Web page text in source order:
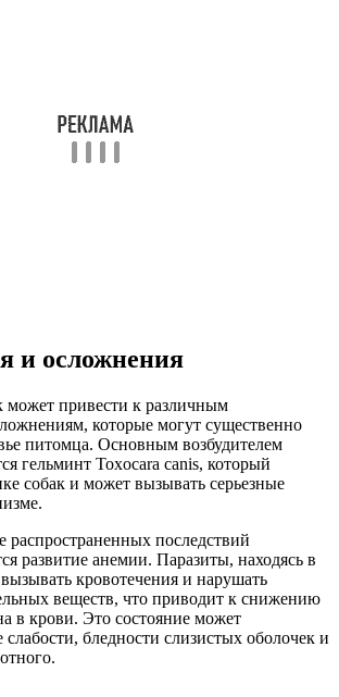
и осложнения
может привести к различным
которые могут существенно
питомца. Основным возбудителем
гельминт Toxocara canis, который
собак и может вызывать серьезные
распространенных последствий
развитие анемии. Паразиты, находясь в
кровотечения и нарушать
веществ, что приводит к снижению
в крови. Это состояние может
слабости, бледности слизистых оболочек и